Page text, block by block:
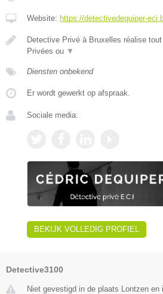
Website: https://detectivedequiper-
Detective Privé à Bruxelles réalise
Privées ou ▼
Diensten onbekend
Er wordt gewerkt op afspraak.
Sociale media:
BEKIJK VOLLEDIG PROFIEL
Detective3100
Niet gevestigd in de plaats Lontzen en